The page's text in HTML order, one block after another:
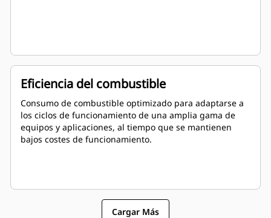
Eficiencia del combustible
Consumo de combustible optimizado para adaptarse a
los ciclos de funcionamiento de una amplia gama de
equipos y aplicaciones, al tiempo que se mantienen
bajos costes de funcionamiento.
Cargar Más